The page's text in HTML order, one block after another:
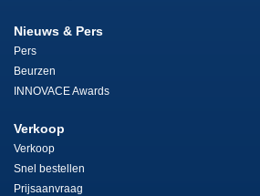
Nieuws & Pers
Pers
Beurzen
INNOVACE Awards
Verkoop
Verkoop
Snel bestellen
Prijsaanvraag